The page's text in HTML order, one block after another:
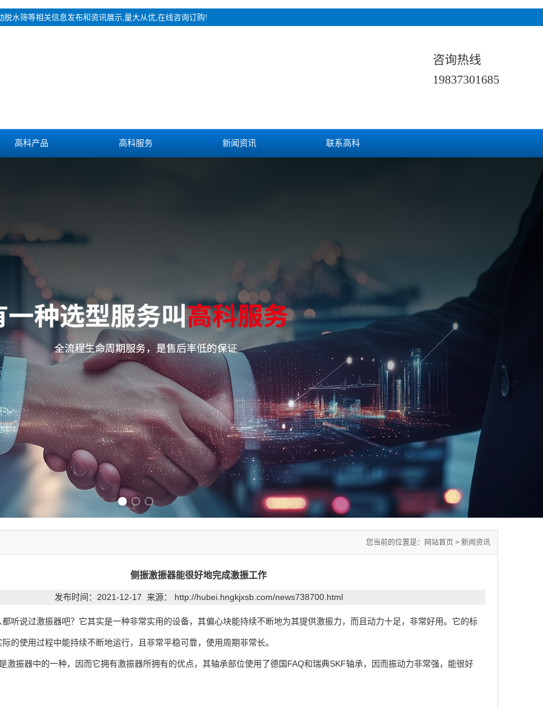
脱水筛等相关信息发布和资讯展示,量大从优,在线咨询订购!
咨询热线
19837301685
高科产品 高科服务 新闻资讯 联系高科
您当前的位置是： 网站首页 > 新闻资讯
侧振激振器能很好地完成激振工作
发布时间：2021-12-17 来源： http://hubei.hngkjxsb.com/news738700.html
说过激振器吧？它其实是一种非常实用的设备，其偏心块能持续不断地为其提供激振力，而且动力十足，非常好用。它的标
的使用过程中能持续不断地运行，且非常平稳可靠，使用周期非常长。
器中的一种，因而它拥有激振器所拥有的优点，其轴承部位使用了德国FAQ和瑞典SKF轴承，因而振动力非常强，能很好